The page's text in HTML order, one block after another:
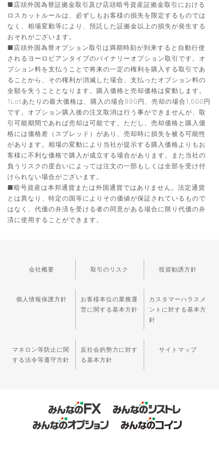
■店頭外国為替証拠金取引及び店頭暗号資産証拠金取引における
ロスカットルールは、必ずしもお客様の損失を限定するものでは
なく、相場変動等により、預託した証拠金以上の損失が発生する
おそれがございます。
■店頭外国為替オプション取引は満期時刻が到来すると自動行使
されるヨーロピアンタイプのバイナリーオプション取引です。オ
プション料を支払うことで将来の一定の権利を購入する取引であ
ることから、その権利が消滅した場合、支払ったオプション料の
全額を失うこととなります。購入価格と売却価格は変動します。
1Lotあたりの最大価格は、購入の場合990円、売却の場合1,000円
です。オプション購入後の注文取消は行う事ができませんが、取
引可能期間であれば売却は可能です。ただし、売却価格と購入価
格には価格差（スプレッド）があり、売却時に損失を被る可能性
があります。相場の変動により当社が提示する購入価格よりもお
客様に不利な価格で購入が成立する場合があります。また当社の
負うリスクの度合いによっては注文の一部もしくは全部を受け付
けられない場合がございます。
■暗号資産は本邦通貨または外国通貨ではありません。法定通貨
とは異なり、特定の国等によりその価値が保証されているもので
はなく、代価の弁済を受ける者の同意がある場合に限り代価の弁
済に使用することができます。
会社概要 取引のリスク 投資勧誘方針
個人情報保護方針
お客様本位の業務運
営に関する基本方針
カスタマーハラスメ
ントに対する基本方
針
マネロン等防止に関
する法令等遵守方針
反社会的勢力に対す
る基本方針
サイトマップ